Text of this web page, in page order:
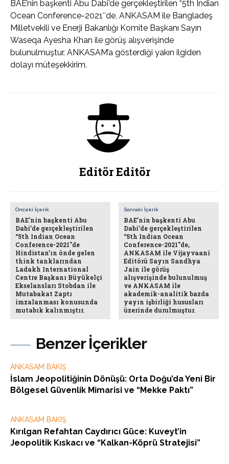
Benzer İçerikler
ANKASAM BAKIŞ
İslam Jeopolitiğinin Dönüşü: Orta Doğu’da Yeni Bir
Bölgesel Güvenlik Mimarisi ve “Mekke Paktı”
ANKASAM BAKIŞ
Kırılgan Refahtan Caydırıcı Güce: Kuveyt’in
Jeopolitik Kıskacı ve “Kalkan-Köprü Stratejisi”
BAE’nin başkenti Abu Dabi’de gerçekleştirilen “5th Indian
Ocean Conference-2021″de, ANKASAM ile Bangladeş
Milletvekili ve Enerji Bakanlığı Komite Başkanı Sayın
Waseqa Ayesha Khan ile görüş alışverişinde
bulunulmuştur. ANKASAM’a gösterdiği yakın ilgiden
dolayı müteşekkirim.
Editör Editör
Önceki İçerik
BAE’nin başkenti Abu
Dabi’de gerçekleştirilen
“5th Indian Ocean
Conference-2021″de
Hindistan’ın önde gelen
think tanklarından
Ladakh International
Centre Başkanı Büyükelçi
Ekselansları Stobdan ile
Mutabakat Zaptı
imzalanması konusunda
mutabık kalınmıştır.
Sonraki İçerik
BAE’nin başkenti Abu
Dabi’de gerçekleştirilen
“5th Indian Ocean
Conference-2021″de,
ANKASAM ile Vijayvaani
Editörü Sayın Sandhya
Jain ile görüş
alışverişinde bulunulmuş
ve ANKASAM ile
akademik-analitik bazda
yayın işbirliği hususları
üzerinde durulmuştur.